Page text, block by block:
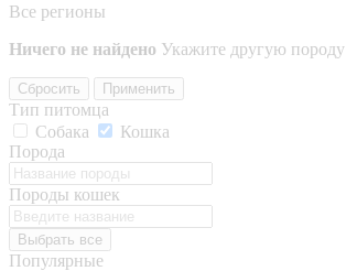
Все регионы
Ничего не найдено Укажите другую породу
Сбросить Применить
Тип питомца
Собака
Кошка
Порода
Породы кошек
Выбрать все
Популярные